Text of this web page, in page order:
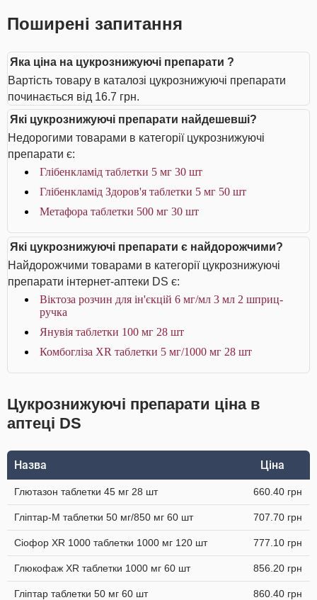
Поширені запитання
Яка ціна на цукрознижуючі препарати ?
Вартість товару в каталозі цукрознижуючі препарати
починається від 16.7 грн.
Які цукрознижуючі препарати найдешевші?
Недорогими товарами в категорії цукрознижуючі
препарати є:
Глібенкламід таблетки 5 мг 30 шт
Глібенкламід Здоров'я таблетки 5 мг 50 шт
Метафора таблетки 500 мг 30 шт
Які цукрознижуючі препарати є найдорожчими?
Найдорожчими товарами в категорії цукрознижуючі
препарати інтернет-аптеки DS є:
Віктоза розчин для ін'єкцій 6 мг/мл 3 мл 2 шприц-
ручка
Янувія таблетки 100 мг 28 шт
Комбогліза XR таблетки 5 мг/1000 мг 28 шт
Цукрознижуючі препарати ціна в
аптеці DS
Назва Ціна
Глютазон таблетки 45 мг 28 шт 660.40 грн
Гліптар-М таблетки 50 мг/850 мг 60 шт 707.70 грн
Сіофор XR 1000 таблетки 1000 мг 120 шт 777.10 грн
Глюкофаж XR таблетки 1000 мг 60 шт 856.20 грн
Гліптар таблетки 50 мг 60 шт 860.40 грн